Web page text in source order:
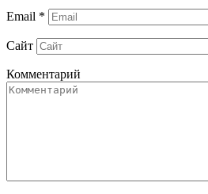
Email *
Сайт
Комментарий